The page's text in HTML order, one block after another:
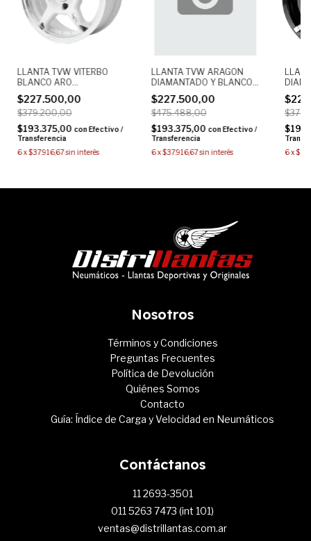
LLANTA TVW VITERBO
BLANCO ARO
DIAMANTADO 15X6.5
5X100 DEPORTIVA
$227.500,00
$379.200,00
$193.375,00 con Efectivo /
Transferencia
6x$37.916,67sin interés
LLANTA TVW ARAGON
DIAMANTADO Y BLANCO
15X 5X114 DEPORTIVO
ALEACION
$227.500,00
$475.488,00
$193.375,00 con Efectivo /
Transferencia
6x$37.916,67sin interés
6x
Nosotros
Términos y Condiciones
Preguntas Frecuentes
Política de Devolución
Quiénes Somos
Contacto
Guía: Índice de Carga y Velocidad en Neumáticos
Contáctanos
11 2693-3501
011 5263 7473 (int 101)
ventas@distrillantas.com.ar